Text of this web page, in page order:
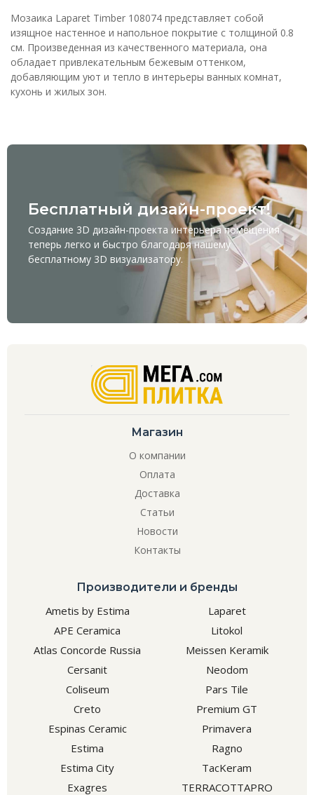
Мозаика Laparet Timber 108074 представляет собой
изящное настенное и напольное покрытие с толщиной 0.8
см. Произведенная из качественного материала, она
обладает привлекательным бежевым оттенком,
добавляющим уют и тепло в интерьеры ванных комнат,
кухонь и жилых зон.
Бесплатный дизайн-проект!
Создание 3D дизайн-проекта интерьера помещения
теперь легко и быстро благодаря нашему
бесплатному 3D визуализатору.
Магазин
О компании
Оплата
Доставка
Статьи
Новости
Контакты
Производители и бренды
Ametis by Estima
APE Ceramica
Atlas Concorde Russia
Cersanit
Coliseum
Creto
Espinas Ceramic
Estima
Estima City
Exagres
Laparet
Litokol
Meissen Keramik
Neodom
Pars Tile
Premium GT
Primavera
Ragno
TacKeram
TERRACOTTAPRO